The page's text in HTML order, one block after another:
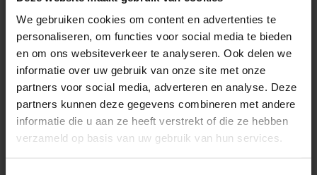
We gebruiken cookies om content en advertenties te
personaliseren, om functies voor social media te bieden
en om ons websiteverkeer te analyseren. Ook delen we
informatie over uw gebruik van onze site met onze
partners voor social media, adverteren en analyse. Deze
partners kunnen deze gegevens combineren met andere
informatie die u aan ze heeft verstrekt of die ze hebben
verzameld op basis van uw gebruik van hun services.
Andere suggesties…